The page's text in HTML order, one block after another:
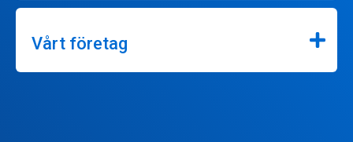
Vårt företag